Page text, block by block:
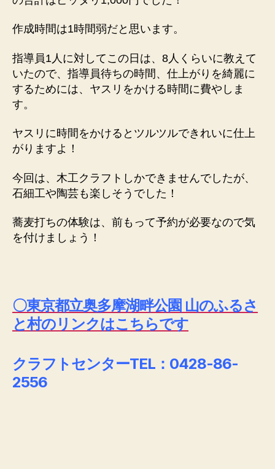
作成時間は1時間弱だと思います。
指導員1人に対してこの日は、8人くらいに教えて
いたので、指導員待ちの時間、仕上がりを綺麗に
するためには、ヤスリをかける時間に費やしま
す。
ヤスリに時間をかけるとツルツルできれいに仕上
がりますよ！
今回は、木工クラフトしかできませんでしたが、
石細工や陶芸も楽しそうでした！
蕎麦打ちの体験は、前もって予約が必要なので気
を付けましょう！
〇東京都立奥多摩湖畔公園 山のふるさ
と村のリンクはこちらです
クラフトセンターTEL：0428-86-
2556